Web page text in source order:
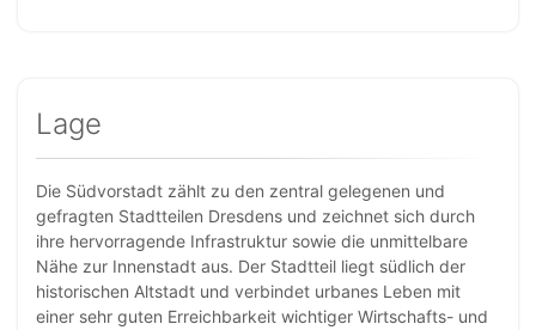
Lage
Die Südvorstadt zählt zu den zentral gelegenen und
gefragten Stadtteilen Dresdens und zeichnet sich durch
ihre hervorragende Infrastruktur sowie die unmittelbare
Nähe zur Innenstadt aus. Der Stadtteil liegt südlich der
historischen Altstadt und verbindet urbanes Leben mit
einer sehr guten Erreichbarkeit wichtiger Wirtschafts- und